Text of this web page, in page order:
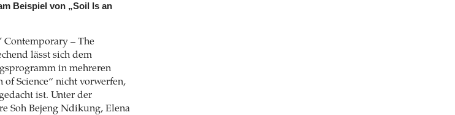
Beispiel von „Soil Is an
– The
lässt sich dem
in mehreren
Science“ nicht vorwerfen,
ist. Unter der
Soh Bejeng Ndikung, Elena